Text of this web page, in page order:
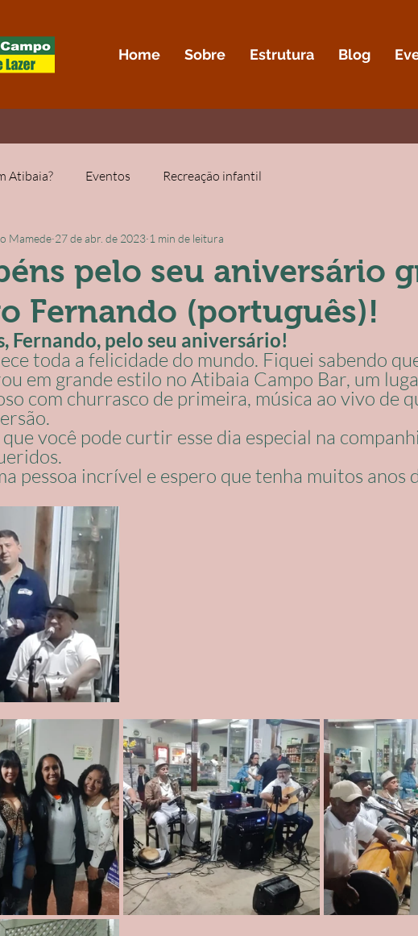
Home Sobre Estrutura Blog
Atibaia? Eventos Recreação infantil
pelo seu aniversário
Fernando (português)!
Mamede 27 de abr. de 2023 1 min de leitura
Fernando, pelo seu aniversário!
toda a felicidade do mundo. Fiquei sabendo
em grande estilo no Atibaia Campo Bar, um
com churrasco de primeira, música ao vivo de
você pode curtir esse dia especial na
pessoa incrível e espero que tenha muitos anos